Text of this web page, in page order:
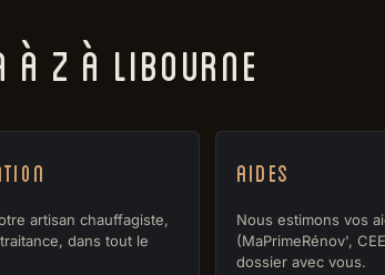
À Z À LIBOURNE
artisan chauffagiste,
dans tout le
Aides
Nous estimons vos
(MaPrimeRénov',
dossier avec vous.